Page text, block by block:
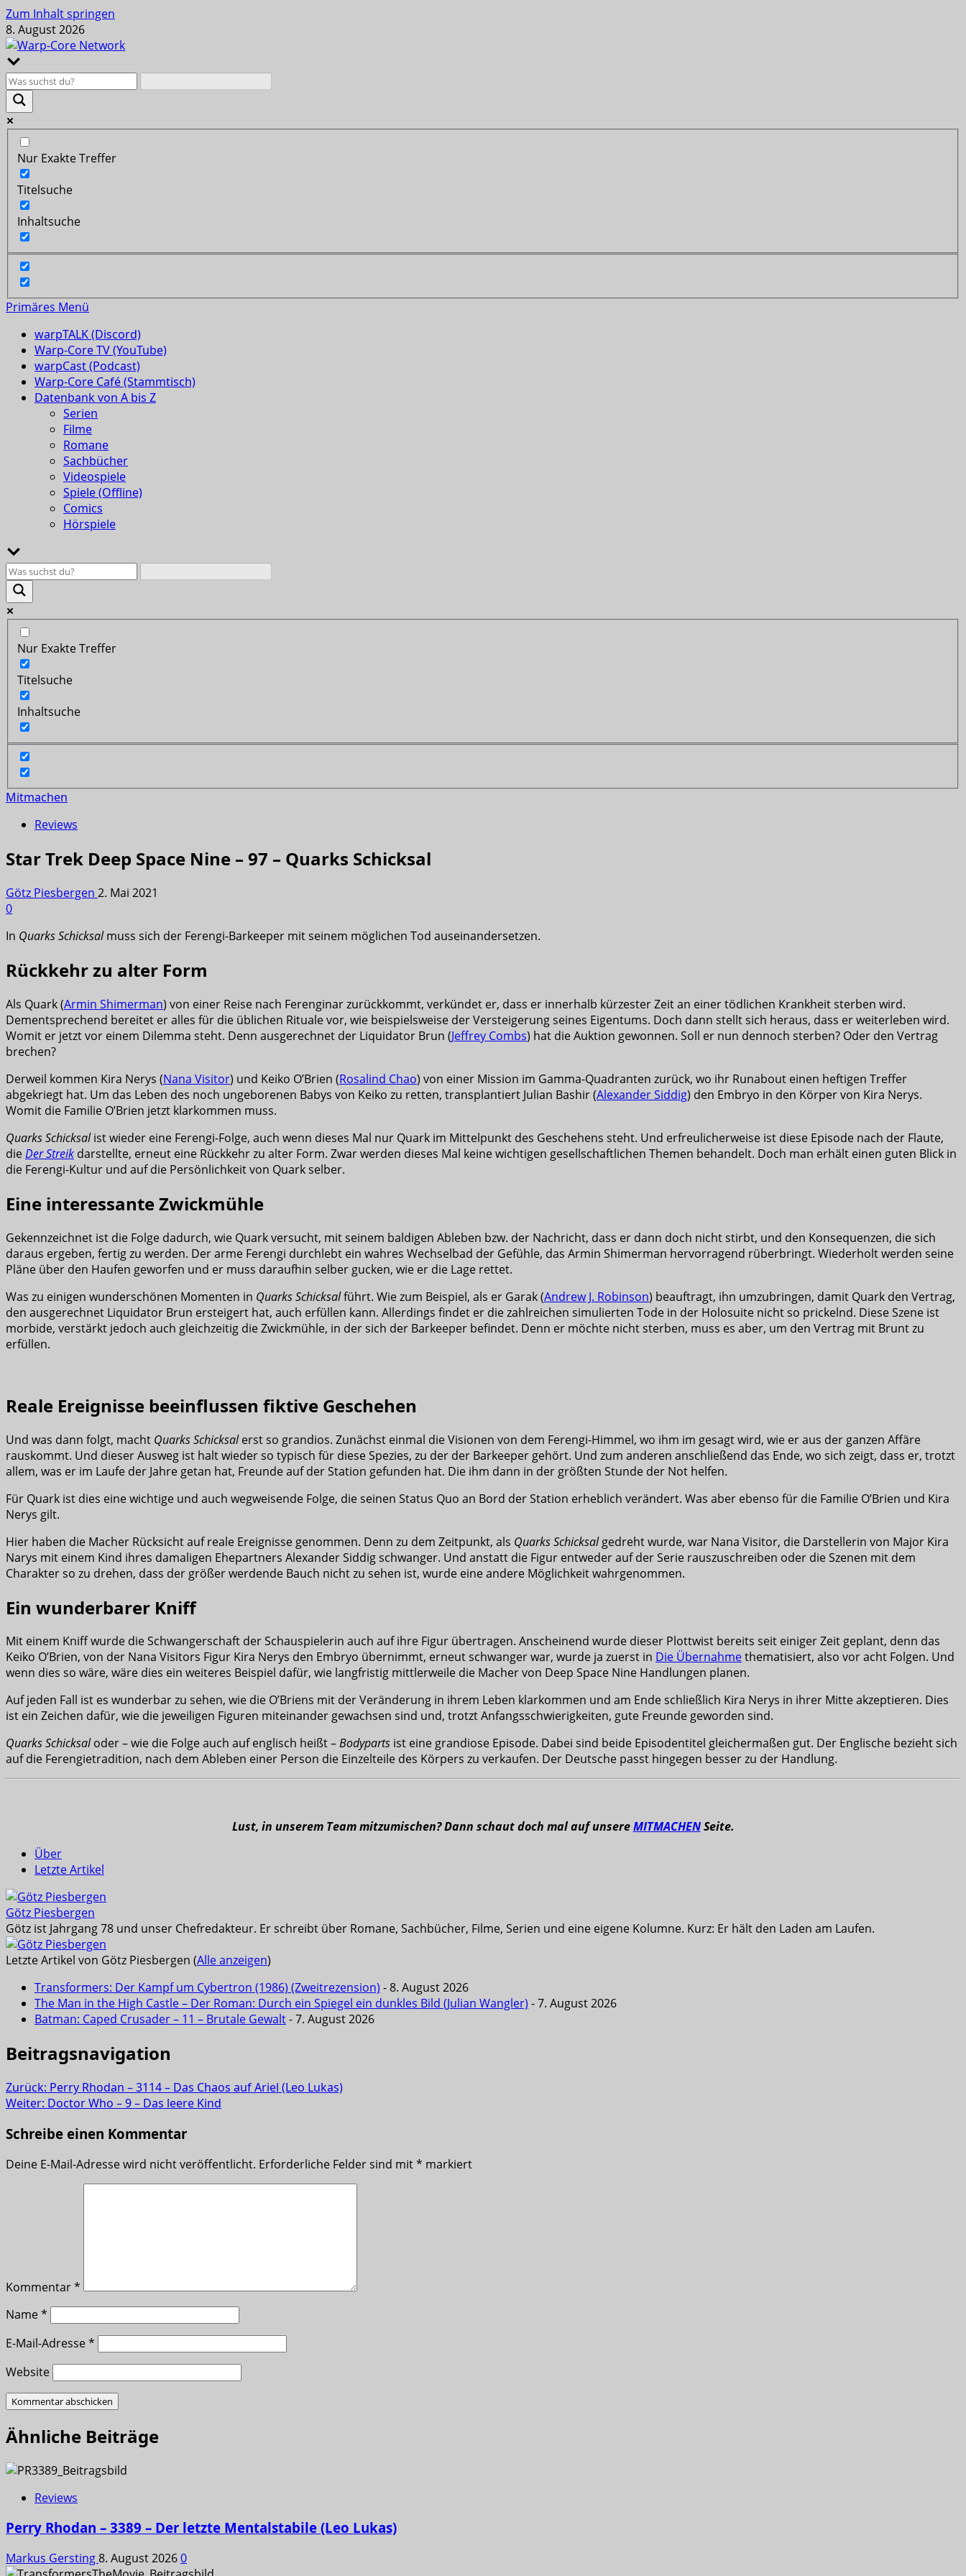
Zum Inhalt springen
8. August 2026
Nur Exakte Treffer
Titelsuche
Inhaltsuche
Primäres Menü
warpTALK (Discord)
Warp-Core TV (YouTube)
warpCast (Podcast)
Warp-Core Café (Stammtisch)
Datenbank von A bis Z
Serien
Filme
Romane
Sachbücher
Videospiele
Spiele (Offline)
Comics
Hörspiele
Nur Exakte Treffer
Titelsuche
Inhaltsuche
Mitmachen
Reviews
Star Trek Deep Space Nine – 97 – Quarks Schicksal
Götz Piesbergen 2. Mai 2021
0
In Quarks Schicksalmuss sich der Ferengi-Barkeeper mit seinem möglichen Tod auseinandersetzen.
Rückkehr zu alter Form
Als Quark (Armin Shimerman) von einer Reise nach Ferenginar zurückkommt, verkündet er, dass er innerhalb kürzester Zeit an einer tödlichen Krankheit sterben wird.
Dementsprechend bereitet er alles für die üblichen Rituale vor, wie beispielsweise der Versteigerung seines Eigentums. Doch dann stellt sich heraus, dass er weiterleben wird.
Womit er jetzt vor einem Dilemma steht. Denn ausgerechnet der Liquidator Brun (Jeffrey Combs) hat die Auktion gewonnen. Soll er nun dennoch sterben? Oder den Vertrag
brechen?
Derweil kommen Kira Nerys (Nana Visitor) und Keiko O’Brien (Rosalind Chao) von einer Mission im Gamma-Quadranten zurück, wo ihr Runabout einen heftigen Treffer
abgekriegt hat. Um das Leben des noch ungeborenen Babys von Keiko zu retten, transplantiert Julian Bashir (Alexander Siddig) den Embryo in den Körper von Kira Nerys.
Womit die Familie O’Brien jetzt klarkommen muss.
Quarks Schicksalist wieder eine Ferengi-Folge, auch wenn dieses Mal nur Quark im Mittelpunkt des Geschehens steht. Und erfreulicherweise ist diese Episode nach der Flaute,
dieDer Streik darstellte, erneut eine Rückkehr zu alter Form. Zwar werden dieses Mal keine wichtigen gesellschaftlichen Themen behandelt. Doch man erhält einen guten Blick in
die Ferengi-Kultur und auf die Persönlichkeit von Quark selber.
Eine interessante Zwickmühle
Gekennzeichnet ist die Folge dadurch, wie Quark versucht, mit seinem baldigen Ableben bzw. der Nachricht, dass er dann doch nicht stirbt, und den Konsequenzen, die sich
daraus ergeben, fertig zu werden. Der arme Ferengi durchlebt ein wahres Wechselbad der Gefühle, das Armin Shimerman hervorragend rüberbringt. Wiederholt werden seine
Pläne über den Haufen geworfen und er muss daraufhin selber gucken, wie er die Lage rettet.
Was zu einigen wunderschönen Momenten in Quarks Schicksalführt. Wie zum Beispiel, als er Garak (Andrew J. Robinson) beauftragt, ihn umzubringen, damit Quark den Vertrag,
den ausgerechnet Liquidator Brun ersteigert hat, auch erfüllen kann. Allerdings findet er die zahlreichen simulierten Tode in der Holosuite nicht so prickelnd. Diese Szene ist
morbide, verstärkt jedoch auch gleichzeitig die Zwickmühle, in der sich der Barkeeper befindet. Denn er möchte nicht sterben, muss es aber, um den Vertrag mit Brunt zu
erfüllen.
Reale Ereignisse beeinflussen fiktive Geschehen
Und was dann folgt, macht Quarks Schicksalerst so grandios. Zunächst einmal die Visionen von dem Ferengi-Himmel, wo ihm im gesagt wird, wie er aus der ganzen Affäre
rauskommt. Und dieser Ausweg ist halt wieder so typisch für diese Spezies, zu der der Barkeeper gehört. Und zum anderen anschließend das Ende, wo sich zeigt, dass er, trotzt
allem, was er im Laufe der Jahre getan hat, Freunde auf der Station gefunden hat. Die ihm dann in der größten Stunde der Not helfen.
Für Quark ist dies eine wichtige und auch wegweisende Folge, die seinen Status Quo an Bord der Station erheblich verändert. Was aber ebenso für die Familie O’Brien und Kira
Nerys gilt.
Hier haben die Macher Rücksicht auf reale Ereignisse genommen. Denn zu dem Zeitpunkt, als Quarks Schicksalgedreht wurde, war Nana Visitor, die Darstellerin von Major Kira
Narys mit einem Kind ihres damaligen Ehepartners Alexander Siddig schwanger. Und anstatt die Figur entweder auf der Serie rauszuschreiben oder die Szenen mit dem
Charakter so zu drehen, dass der größer werdende Bauch nicht zu sehen ist, wurde eine andere Möglichkeit wahrgenommen.
Ein wunderbarer Kniff
Mit einem Kniff wurde die Schwangerschaft der Schauspielerin auch auf ihre Figur übertragen. Anscheinend wurde dieser Plottwist bereits seit einiger Zeit geplant, denn das
Keiko O’Brien, von der Nana Visitors Figur Kira Nerys den Embryo übernimmt, erneut schwanger war, wurde ja zuerst in Die Übernahmethematisiert, also vor acht Folgen. Und
wenn dies so wäre, wäre dies ein weiteres Beispiel dafür, wie langfristig mittlerweile die Macher von Deep Space Nine Handlungen planen.
Auf jeden Fall ist es wunderbar zu sehen, wie die O’Briens mit der Veränderung in ihrem Leben klarkommen und am Ende schließlich Kira Nerys in ihrer Mitte akzeptieren. Dies
ist ein Zeichen dafür, wie die jeweiligen Figuren miteinander gewachsen sind und, trotzt Anfangsschwierigkeiten, gute Freunde geworden sind.
Quarks Schicksaloder – wie die Folge auch auf englisch heißt –Bodyparts ist eine grandiose Episode. Dabei sind beide Episodentitel gleichermaßen gut. Der Englische bezieht sich
auf die Ferengietradition, nach dem Ableben einer Person die Einzelteile des Körpers zu verkaufen. Der Deutsche passt hingegen besser zu der Handlung.
Lust, in unserem Team mitzumischen? Dann schaut doch mal auf unsereMITMACHENSeite.
Über
Letzte Artikel
Götz Piesbergen
Götz ist Jahrgang 78 und unser Chefredakteur. Er schreibt über Romane, Sachbücher, Filme, Serien und eine eigene Kolumne. Kurz: Er hält den Laden am Laufen.
Letzte Artikel von Götz Piesbergen (Alle anzeigen)
Transformers: Der Kampf um Cybertron (1986) (Zweitrezension) - 8. August 2026
The Man in the High Castle – Der Roman: Durch ein Spiegel ein dunkles Bild (Julian Wangler) - 7. August 2026
Batman: Caped Crusader – 11 – Brutale Gewalt- 7. August 2026
Beitragsnavigation
Zurück: Perry Rhodan – 3114 – Das Chaos auf Ariel (Leo Lukas)
Weiter: Doctor Who – 9 – Das leere Kind
Schreibe einen Kommentar
Deine E-Mail-Adresse wird nicht veröffentlicht. Erforderliche Felder sind mit* markiert
Kommentar*
Name*
E-Mail-Adresse*
Website
Ähnliche Beiträge
Reviews
Perry Rhodan – 3389 – Der letzte Mentalstabile (Leo Lukas)
Markus Gersting8. August 20260